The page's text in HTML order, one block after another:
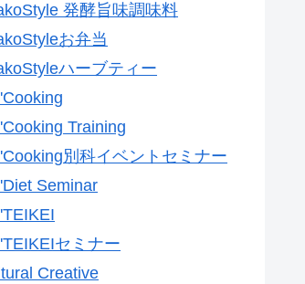
発酵旨味調味料
お弁当
ハーブティー
Training
別科イベントセミナー
Seminar
セミナー
Creative